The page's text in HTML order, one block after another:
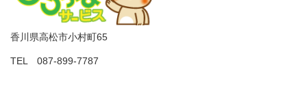
香川県高松市小村町65
TEL 087-899-7787